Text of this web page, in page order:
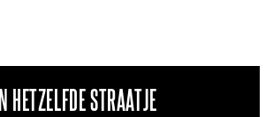
IN HETZELFDE STRAATJE